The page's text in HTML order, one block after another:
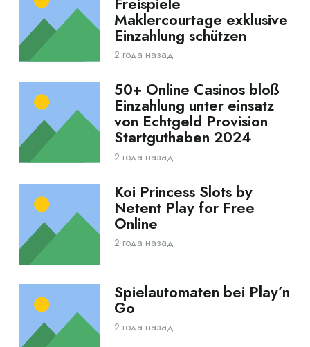
Maklercourtage exklusive
Einzahlung schützen
2 года назад
50+ Online Casinos bloß
Einzahlung unter einsatz
von Echtgeld Provision
Startguthaben 2024
2 года назад
Koi Princess Slots by
Netent Play for Free
Online
2 года назад
Spielautomaten bei Play’n
Go
2 года назад